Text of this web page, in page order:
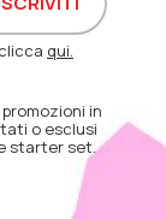
qui.
in
o esclusi
starter set.